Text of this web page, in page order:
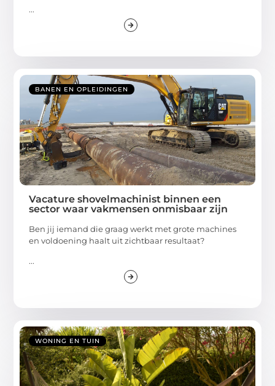
...
BANEN EN OPLEIDINGEN
Vacature shovelmachinist binnen een
sector waar vakmensen onmisbaar zijn
Ben jij iemand die graag werkt met grote machines
en voldoening haalt uit zichtbaar resultaat?
...
WONING EN TUIN